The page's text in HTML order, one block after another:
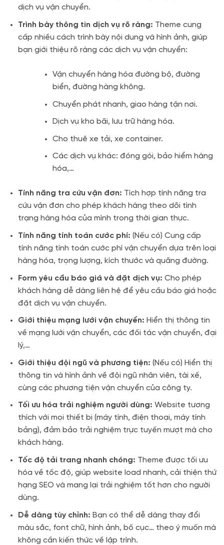
dịch vụ vận chuyển.
Trình bày thông tin dịch vụ rõ ràng: Theme cung
cấp nhiều cách trình bày nội dung và hình ảnh, giúp
bạn giới thiệu rõ ràng các dịch vụ vận chuyển:
Vận chuyển hàng hóa đường bộ, đường
biển, đường hàng không.
Chuyển phát nhanh, giao hàng tận nơi.
Dịch vụ kho bãi, lưu trữ hàng hóa.
Cho thuê xe tải, xe container.
Các dịch vụ khác: đóng gói, bảo hiểm hàng
hóa,…
Tính năng tra cứu vận đơn: Tích hợp tính năng tra
cứu vận đơn cho phép khách hàng theo dõi tình
trạng hàng hóa của mình trong thời gian thực.
Tính năng tính toán cước phí: (Nếu có) Cung cấp
tính năng tính toán cước phí vận chuyển dựa trên loại
hàng hóa, trọng lượng, kích thước và quãng đường.
Form yêu cầu báo giá và đặt dịch vụ: Cho phép
khách hàng dễ dàng liên hệ để yêu cầu báo giá hoặc
đặt dịch vụ vận chuyển.
Giới thiệu mạng lưới vận chuyển: Hiển thị thông tin
về mạng lưới vận chuyển, các đối tác vận chuyển, đại
lý,…
Giới thiệu đội ngũ và phương tiện: (Nếu có) Hiển thị
thông tin và hình ảnh về đội ngũ nhân viên, tài xế,
cùng các phương tiện vận chuyển của công ty.
Tối ưu hóa trải nghiệm người dùng: Website tương
thích với mọi thiết bị (máy tính, điện thoại, máy tính
bảng), đảm bảo trải nghiệm trực tuyến mượt mà cho
khách hàng.
Tốc độ tải trang nhanh chóng: Theme được tối ưu
hóa về tốc độ, giúp website load nhanh, cải thiện thứ
hạng SEO và mang lại trải nghiệm tốt hơn cho người
dùng.
Dễ dàng tùy chỉnh: Bạn có thể dễ dàng thay đổi
màu sắc, font chữ, hình ảnh, bố cục… theo ý muốn mà
không cần kiến thức về lập trình.